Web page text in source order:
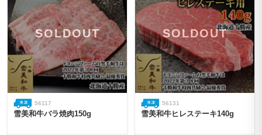
SOLDOUT
56117
雪美和牛バラ焼肉150g
SOLDOUT
56131
雪美和牛ヒレステーキ140g